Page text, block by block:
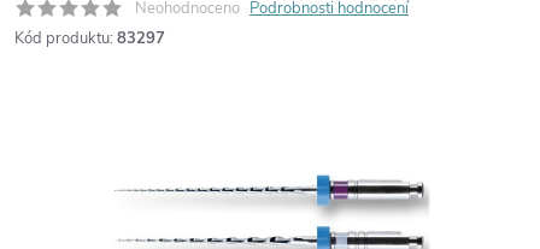
Neohodnoceno Podrobnosti hodnocení
Kód produktu: 83297